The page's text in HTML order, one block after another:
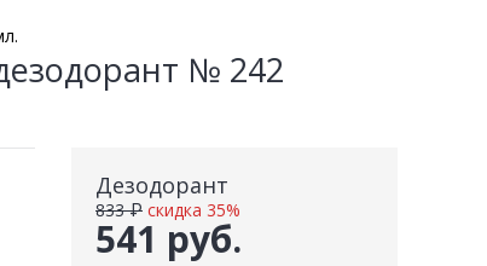
№ 242
Дезодорант
541 руб.
833 ₽ скидка 35%